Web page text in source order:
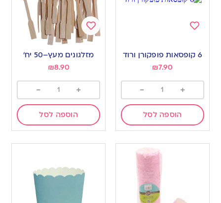
to
wishlist
6 קופסאות פופקורן ורוד
₪7.90
+
-
הוספה לסל
Add
מזלגונים מעץ–50 יח’
₪8.90
+
-
הוספה לסל